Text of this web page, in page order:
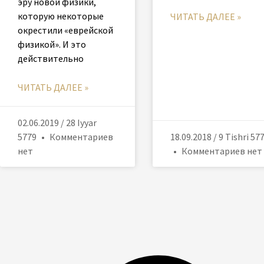
которую некоторые
окрестили «еврейской
физикой». И это
действительно
ЧИТАТЬ ДАЛЕЕ »
02.06.2019 / 28 Iyyar
5779
Комментариев
нет
ЧИТАТЬ ДАЛЕЕ »
18.09.2018 / 9 Tishri
Комментариев нет